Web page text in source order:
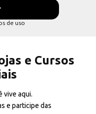
de uso
e Cursos
vive aqui.
e participe das